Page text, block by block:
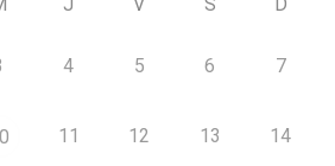
4 5 6 7
11 12 13 14